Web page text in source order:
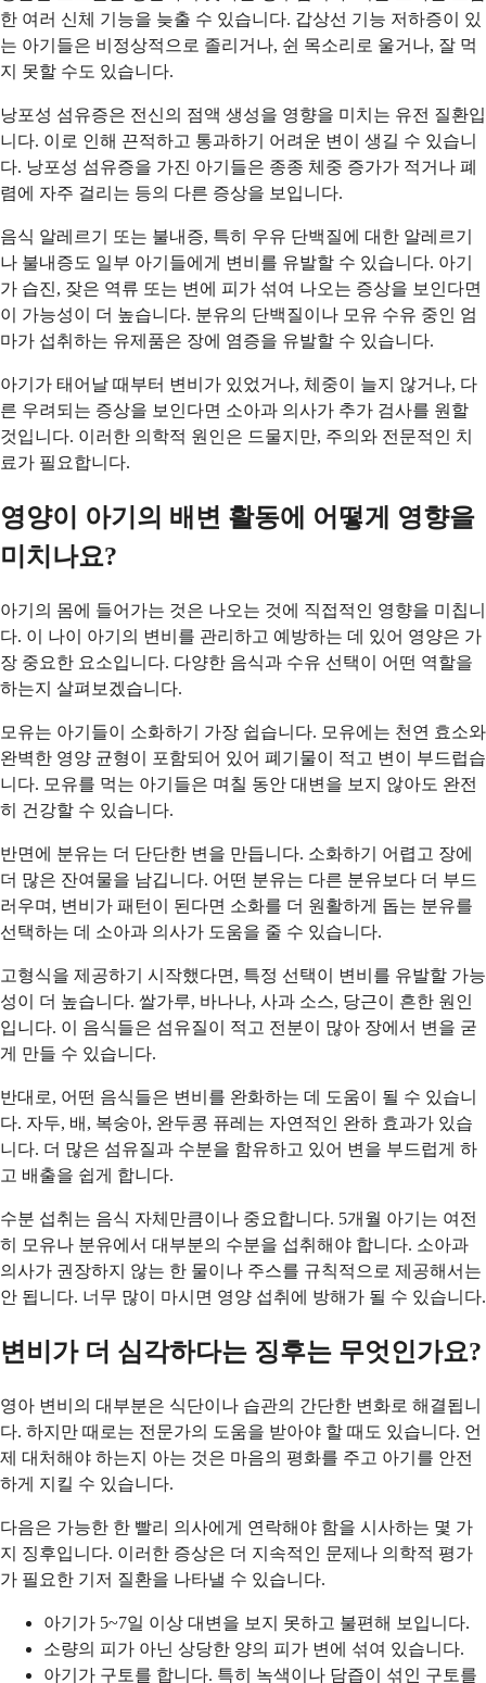
한 여러 신체 기능을 늦출 수 있습니다. 갑상선 기능 저하증이 있
는 아기들은 비정상적으로 졸리거나, 쉰 목소리로 울거나, 잘 먹
지 못할 수도 있습니다.
낭포성 섬유증은 전신의 점액 생성을 영향을 미치는 유전 질환입
니다. 이로 인해 끈적하고 통과하기 어려운 변이 생길 수 있습니
다. 낭포성 섬유증을 가진 아기들은 종종 체중 증가가 적거나 폐
렴에 자주 걸리는 등의 다른 증상을 보입니다.
음식 알레르기 또는 불내증, 특히 우유 단백질에 대한 알레르기
나 불내증도 일부 아기들에게 변비를 유발할 수 있습니다. 아기
가 습진, 잦은 역류 또는 변에 피가 섞여 나오는 증상을 보인다면
이 가능성이 더 높습니다. 분유의 단백질이나 모유 수유 중인 엄
마가 섭취하는 유제품은 장에 염증을 유발할 수 있습니다.
아기가 태어날 때부터 변비가 있었거나, 체중이 늘지 않거나, 다
른 우려되는 증상을 보인다면 소아과 의사가 추가 검사를 원할
것입니다. 이러한 의학적 원인은 드물지만, 주의와 전문적인 치
료가 필요합니다.
영양이 아기의 배변 활동에 어떻게 영향을
미치나요?
아기의 몸에 들어가는 것은 나오는 것에 직접적인 영향을 미칩니
다. 이 나이 아기의 변비를 관리하고 예방하는 데 있어 영양은 가
장 중요한 요소입니다. 다양한 음식과 수유 선택이 어떤 역할을
하는지 살펴보겠습니다.
모유는 아기들이 소화하기 가장 쉽습니다. 모유에는 천연 효소와
완벽한 영양 균형이 포함되어 있어 폐기물이 적고 변이 부드럽습
니다. 모유를 먹는 아기들은 며칠 동안 대변을 보지 않아도 완전
히 건강할 수 있습니다.
반면에 분유는 더 단단한 변을 만듭니다. 소화하기 어렵고 장에
더 많은 잔여물을 남깁니다. 어떤 분유는 다른 분유보다 더 부드
러우며, 변비가 패턴이 된다면 소화를 더 원활하게 돕는 분유를
선택하는 데 소아과 의사가 도움을 줄 수 있습니다.
고형식을 제공하기 시작했다면, 특정 선택이 변비를 유발할 가능
성이 더 높습니다. 쌀가루, 바나나, 사과 소스, 당근이 흔한 원인
입니다. 이 음식들은 섬유질이 적고 전분이 많아 장에서 변을 굳
게 만들 수 있습니다.
반대로, 어떤 음식들은 변비를 완화하는 데 도움이 될 수 있습니
다. 자두, 배, 복숭아, 완두콩 퓨레는 자연적인 완하 효과가 있습
니다. 더 많은 섬유질과 수분을 함유하고 있어 변을 부드럽게 하
고 배출을 쉽게 합니다.
수분 섭취는 음식 자체만큼이나 중요합니다. 5개월 아기는 여전
히 모유나 분유에서 대부분의 수분을 섭취해야 합니다. 소아과
의사가 권장하지 않는 한 물이나 주스를 규칙적으로 제공해서는
안 됩니다. 너무 많이 마시면 영양 섭취에 방해가 될 수 있습니다.
변비가 더 심각하다는 징후는 무엇인가요?
영아 변비의 대부분은 식단이나 습관의 간단한 변화로 해결됩니
다. 하지만 때로는 전문가의 도움을 받아야 할 때도 있습니다. 언
제 대처해야 하는지 아는 것은 마음의 평화를 주고 아기를 안전
하게 지킬 수 있습니다.
다음은 가능한 한 빨리 의사에게 연락해야 함을 시사하는 몇 가
지 징후입니다. 이러한 증상은 더 지속적인 문제나 의학적 평가
가 필요한 기저 질환을 나타낼 수 있습니다.
아기가 5~7일 이상 대변을 보지 못하고 불편해 보입니다.
소량의 피가 아닌 상당한 양의 피가 변에 섞여 있습니다.
아기가 구토를 합니다. 특히 녹색이나 담즙이 섞인 구토를